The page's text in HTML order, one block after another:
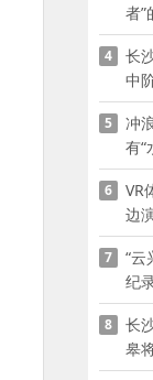
者”
沙
4
长
中
少
5
冲
有“
6
VR
边
溺
家
7
“云
纪
8
长
皋
奖